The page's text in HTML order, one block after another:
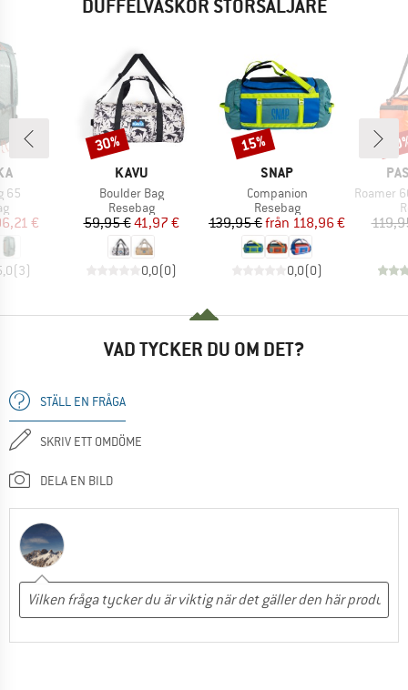
DUFFELVÄSKOR STORSÄLJARE
65
pris
€
(3)
VARUMÄRKE
KAVU
Produkter
Boulder Bag
Produktgrupp
Resebag
Pris
59,95 €Reducerat pris
41,97 €
0,0(0)
Rabatt
30%
VARUMÄRKE
SNAP
Produkter
Companion
Produktgrupp
Resebag
Pris
139,95 € Reducerat pris
från 118,96 €
0,0(0)
Rabatt
15%
Produkter
Roamer 60
VAD TYCKER DU OM DET?
STÄLL EN FRÅGA
SKRIV ETT OMDÖME
DELA EN BILD